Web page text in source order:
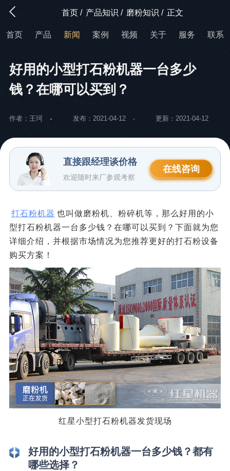
首页 / 产品知识 / 磨粉知识 / 正文
首页 产品 新闻 案例 视频 关于 服务 联系
好用的小型打石粉机器一台多少
钱？在哪可以买到？
作者：王珂 发布：2021-04-12 更新：2021-04-12
直接跟经理谈价格
欢迎随时来厂参观考察
在线咨询
打石粉机器 也叫做磨粉机、粉碎机等，那么好用的小
型打石粉机器一台多少钱？在哪可以买到？下面就为您
详细介绍，并根据市场情况为您推荐更好的打石粉设备
购买方案！
红星小型打石粉机器发货现场
好用的小型打石粉机器一台多少钱？都有
哪些选择？